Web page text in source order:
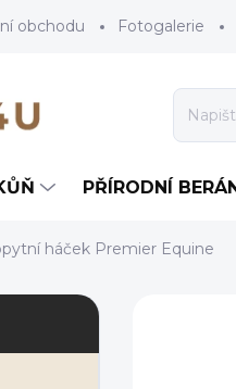
obchodu Fotogalerie
PŘÍRODNÍ
háček Premier Equine